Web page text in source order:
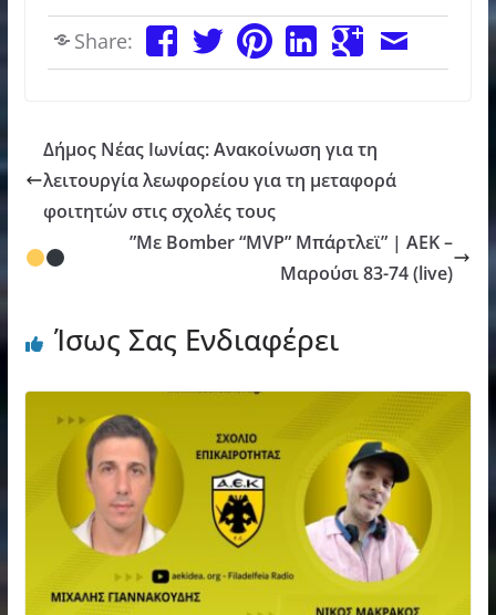
Share:
Δήμος Νέας Ιωνίας: Ανακοίνωση για τη
λειτουργία λεωφορείου για τη μεταφορά
φοιτητών στις σχολές τους
”Με Bomber “MVP” Μπάρτλεϊ” | ΑΕΚ –
Μαρούσι 83-74 (live)
Ίσως Σας Ενδιαφέρει